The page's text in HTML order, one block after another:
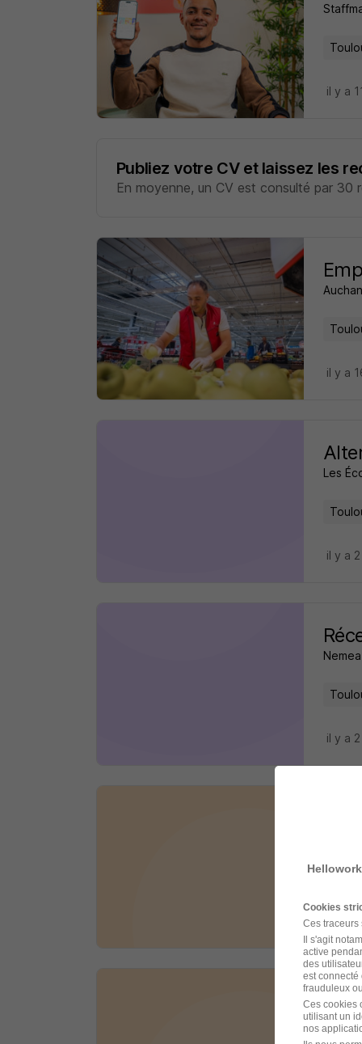
il y a
Publiez votre CV et laissez les
En moyenne, un CV est consulté par 30
il y a
Les
il y a
Nemea
il y a
il y a
Cookies
Ces traceurs
Il s'agit
active
des
est connecté
frauduleux
Ces cookies
utilisant un
nos